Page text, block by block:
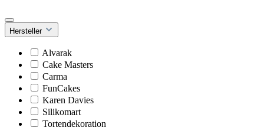
Hersteller
Alvarak
Cake Masters
Carma
FunCakes
Karen Davies
Silikomart
Tortendekoration